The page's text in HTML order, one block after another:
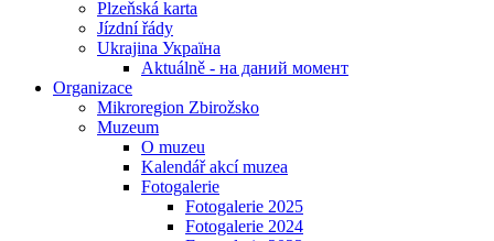
Plzeňská karta
Jízdní řády
Ukrajina Україна
Aktuálně - на даний момент
Organizace
Mikroregion Zbirožsko
Muzeum
O muzeu
Kalendář akcí muzea
Fotogalerie
Fotogalerie 2025
Fotogalerie 2024